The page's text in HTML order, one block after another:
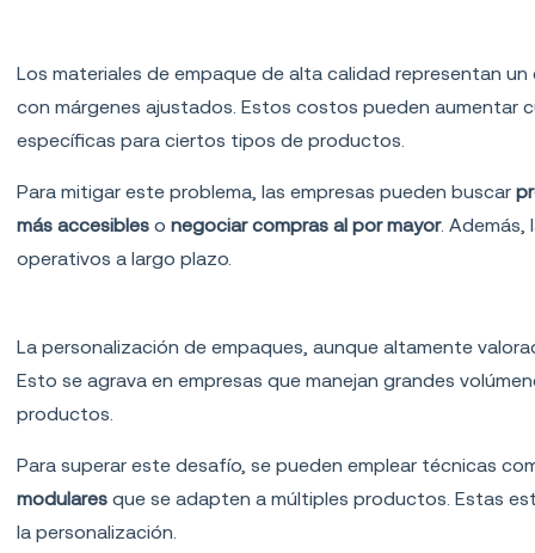
Los materiales de empaque de alta calidad representan
con márgenes ajustados. Estos costos pueden aumentar
específicas para ciertos tipos de productos.
Para mitigar este problema, las empresas pueden buscar
más accesiblesonegociar compras al por mayor.
operativos a largo plazo.
La personalización de empaques, aunque altamente
Esto se agrava en empresas que manejan grandes
productos.
Para superar este desafío, se pueden emplear técnicas
modulares que se adapten a múltiples productos. Estas
la personalización.